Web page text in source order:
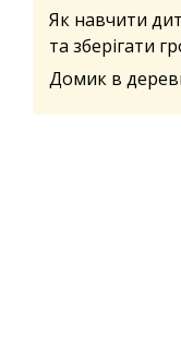
Як навчити
та зберігати
Домик в